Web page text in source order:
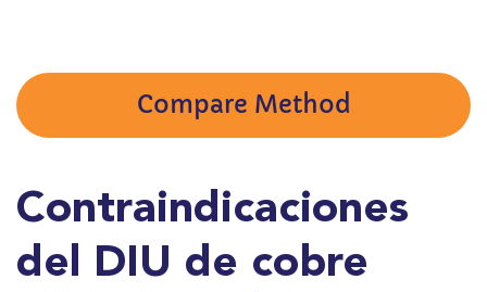
Compare Method
Contraindicaciones
del DIU de cobre